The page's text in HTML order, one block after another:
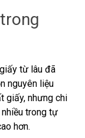
từ lâu đã
nguyên liệu
giấy, nhưng chi
trong tự
hơn.